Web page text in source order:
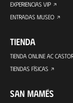
EXPERIENCIAS VIP
ENTRADAS MUSEO
TIENDA
TIENDA ONLINE AC
TIENDAS FÍSICAS
SAN MAMÉS